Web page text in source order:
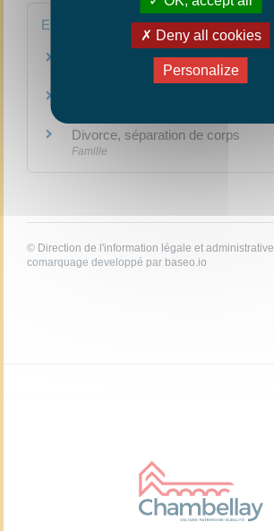
Et aussi
Pacte civil de solidarité (Pacs)
Divorce, séparation de corps
Famille
© Direction de l'information légale et administrative
comarquage developpé par baseo.io
Deny all cookies
Personalize